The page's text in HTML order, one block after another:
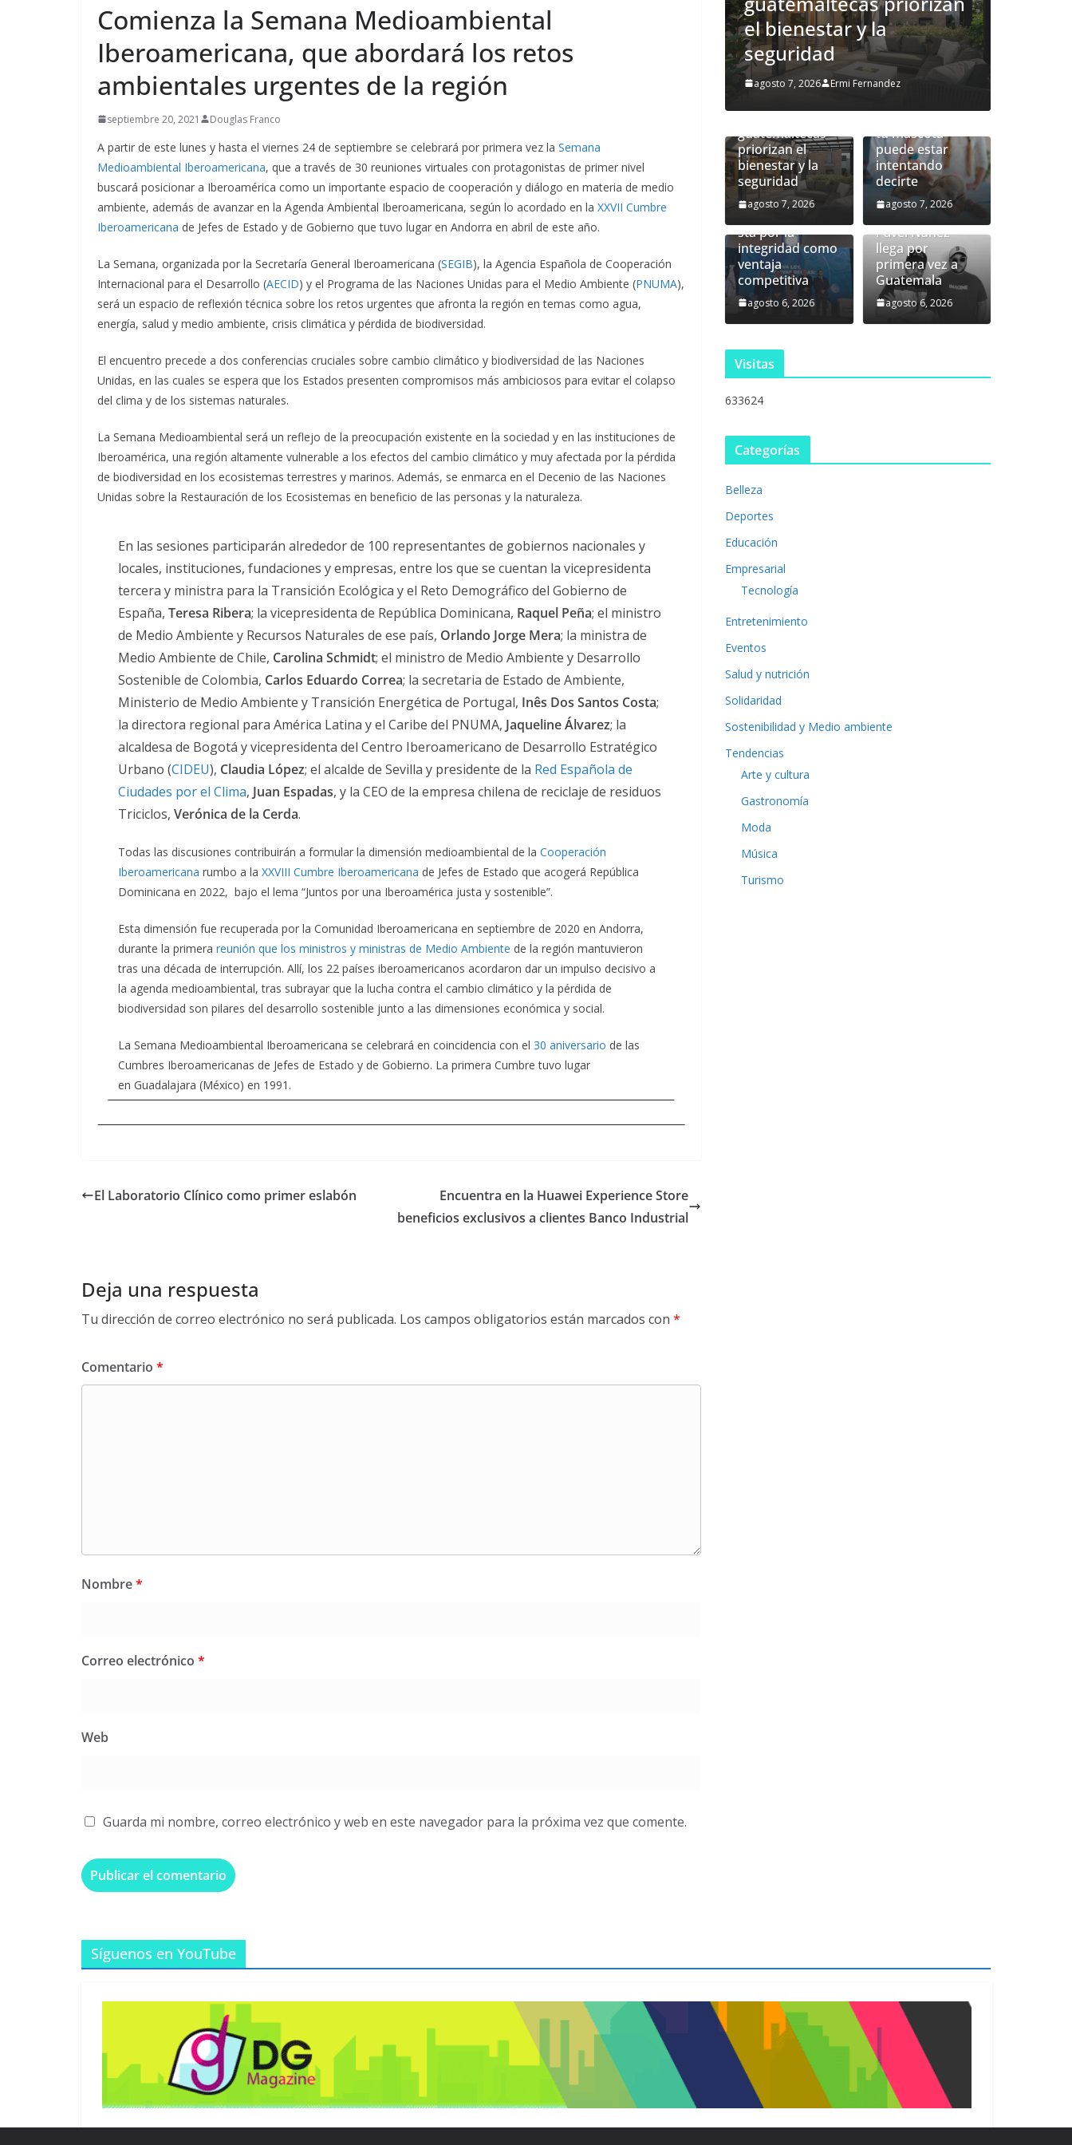
Comienza la Semana Medioambiental
Iberoamericana, que abordará los retos
ambientales urgentes de la región
septiembre 20, 2021 Douglas Franco
A partir de este lunes y hasta el viernes 24 de septiembre se celebrará por primera vez la Semana
Medioambiental Iberoamericana, que a través de 30 reuniones virtuales con protagonistas de primer nivel
buscará posicionar a Iberoamérica como un importante espacio de cooperación y diálogo en materia de medio
ambiente, además de avanzar en la Agenda Ambiental Iberoamericana, según lo acordado en la XXVII Cumbre
Iberoamericana de Jefes de Estado y de Gobierno que tuvo lugar en Andorra en abril de este año.
La Semana, organizada por la Secretaría General Iberoamericana (SEGIB), la Agencia Española de Cooperación
Internacional para el Desarrollo (AECID) y el Programa de las Naciones Unidas para el Medio Ambiente (PNUMA),
será un espacio de reflexión técnica sobre los retos urgentes que afronta la región en temas como agua,
energía, salud y medio ambiente, crisis climática y pérdida de biodiversidad.
El encuentro precede a dos conferencias cruciales sobre cambio climático y biodiversidad de las Naciones
Unidas, en las cuales se espera que los Estados presenten compromisos más ambiciosos para evitar el colapso
del clima y de los sistemas naturales.
La Semana Medioambiental será un reflejo de la preocupación existente en la sociedad y en las instituciones de
Iberoamérica, una región altamente vulnerable a los efectos del cambio climático y muy afectada por la pérdida
de biodiversidad en los ecosistemas terrestres y marinos. Además, se enmarca en el Decenio de las Naciones
Unidas sobre la Restauración de los Ecosistemas en beneficio de las personas y la naturaleza.
En las sesiones participarán alrededor de 100 representantes de gobiernos nacionales y
locales, instituciones, fundaciones y empresas, entre los que se cuentan la vicepresidenta
tercera y ministra para la Transición Ecológica y el Reto Demográfico del Gobierno de
España, Teresa Ribera; la vicepresidenta de República Dominicana, Raquel Peña; el ministro
de Medio Ambiente y Recursos Naturales de ese país, Orlando Jorge Mera; la ministra de
Medio Ambiente de Chile, Carolina Schmidt; el ministro de Medio Ambiente y Desarrollo
Sostenible de Colombia, Carlos Eduardo Correa; la secretaria de Estado de Ambiente,
Ministerio de Medio Ambiente y Transición Energética de Portugal, Inês Dos Santos Costa;
la directora regional para América Latina y el Caribe del PNUMA, Jaqueline Álvarez; la
alcaldesa de Bogotá y vicepresidenta del Centro Iberoamericano de Desarrollo Estratégico
Urbano (CIDEU), Claudia López; el alcalde de Sevilla y presidente de la Red Española de
Ciudades por el Clima, Juan Espadas, y la CEO de la empresa chilena de reciclaje de residuos
Triciclos, Verónica de la Cerda.
Todas las discusiones contribuirán a formular la dimensión medioambiental de la Cooperación
Iberoamericana rumbo a la XXVIII Cumbre Iberoamericana de Jefes de Estado que acogerá República
Dominicana en 2022, bajo el lema “Juntos por una Iberoamérica justa y sostenible”.
Esta dimensión fue recuperada por la Comunidad Iberoamericana en septiembre de 2020 en Andorra,
durante la primera reunión que los ministros y ministras de Medio Ambiente de la región mantuvieron
tras una década de interrupción. Allí, los 22 países iberoamericanos acordaron dar un impulso decisivo a
la agenda medioambiental, tras subrayar que la lucha contra el cambio climático y la pérdida de
biodiversidad son pilares del desarrollo sostenible junto a las dimensiones económica y social.
La Semana Medioambiental Iberoamericana se celebrará en coincidencia con el 30 aniversario de las
Cumbres Iberoamericanas de Jefes de Estado y de Gobierno. La primera Cumbre tuvo lugar
en Guadalajara (México) en 1991.
El Laboratorio Clínico como primer eslabón
Encuentra en la Huawei Experience Store
beneficios exclusivos a clientes Banco Industrial
Deja una respuesta
Tu dirección de correo electrónico no será publicada. Los campos obligatorios están marcados con *
Comentario *
Nombre*
Correo electrónico *
Web
Guarda mi nombre, correo electrónico y web en este navegador para la próxima vez que comente.
primera vez a
Guatemala
agosto 6, 2026 Ermi Fernandez
el bienestar y la
seguridad
mascota puede estar
intentando decirte
agosto 7, 2026 Ermi Fernandez
Un hogar más
allá del
familias
priorizan el
bienestar y la
seguridad
agosto 7, 2026
Lo que la piel de
puede estar
intentando
decirte
agosto 7, 2026
Nueva ley de
prevención de
lavado:
Guatemala apue
sta por la
integridad como
ventaja
competitiva
agosto 6, 2026
Pavel Núñez
llega por
primera vez a
Guatemala
agosto 6, 2026
Visitas
633624
Categorías
Belleza
Deportes
Educación
Empresarial
Tecnología
Entretenimiento
Eventos
Salud y nutrición
Solidaridad
Sostenibilidad y Medio ambiente
Tendencias
Arte y cultura
Gastronomía
Moda
Música
Turismo
Síguenos en YouTube